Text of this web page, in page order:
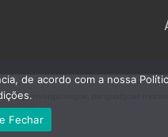
algum arquivo que, por qualquer
de acordo com a nossa
Fechar